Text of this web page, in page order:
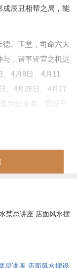
成辰丑相帮之局，能
、玉堂，司命六大
与，诸事皆宜之机远
4月8日、4月11
、4月26日、4月27
为契合者，需以干
推敲。
开市交易
为丙午年壬辰月乙
富积聚，库藏充盈
不胜寒之意，主险
无破，命宫安然。二
忌讲座 店面风水摆设